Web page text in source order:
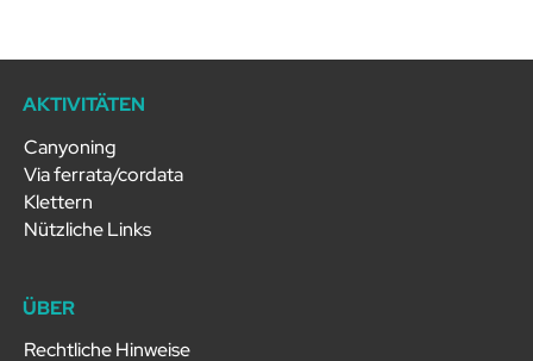
AKTIVITÄTEN
Canyoning
Via ferrata/cordata
Klettern
Nützliche Links
ÜBER
Rechtliche Hinweise